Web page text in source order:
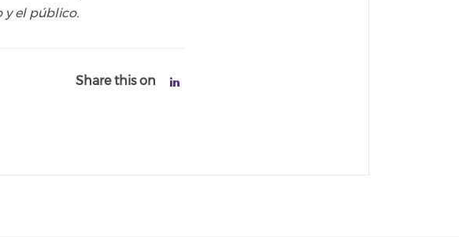
y el público.
Share this on